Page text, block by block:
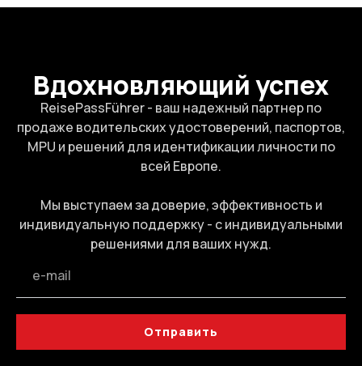
Вдохновляющий успех
ReisePassFührer - ваш надежный партнер по
продаже водительских удостоверений, паспортов,
MPU и решений для идентификации личности по
всей Европе.
Мы выступаем за доверие, эффективность и
индивидуальную поддержку - с индивидуальными
решениями для ваших нужд.
Отправить